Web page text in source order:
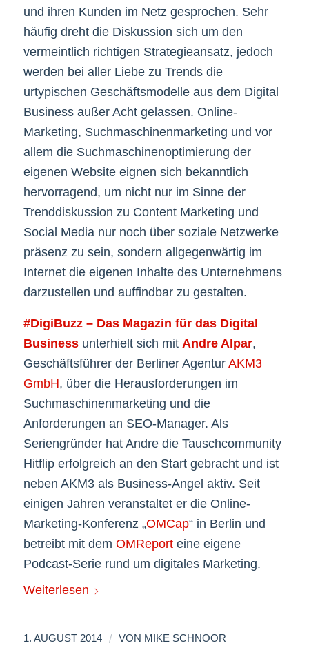
und ihren Kunden im Netz gesprochen. Sehr
häufig dreht die Diskussion sich um den
vermeintlich richtigen Strategieansatz, jedoch
werden bei aller Liebe zu Trends die
urtypischen Geschäftsmodelle aus dem Digital
Business außer Acht gelassen. Online-
Marketing, Suchmaschinenmarketing und vor
allem die Suchmaschinenoptimierung der
eigenen Website eignen sich bekanntlich
hervorragend, um nicht nur im Sinne der
Trenddiskussion zu Content Marketing und
Social Media nur noch über soziale Netzwerke
präsenz zu sein, sondern allgegenwärtig im
Internet die eigenen Inhalte des Unternehmens
darzustellen und auffindbar zu gestalten.
#DigiBuzz – Das Magazin für das Digital
Businessunterhielt sich mit Andre Alpar,
Geschäftsführer der Berliner Agentur AKM3
GmbH, über die Herausforderungen im
Suchmaschinenmarketing und die
Anforderungen an SEO-Manager. Als
Seriengründer hat Andre die Tauschcommunity
Hitflip erfolgreich an den Start gebracht und ist
neben AKM3 als Business-Angel aktiv. Seit
einigen Jahren veranstaltet er die Online-
Marketing-Konferenz „OMCap“ in Berlin und
betreibt mit dem OMReporteine eigene
Podcast-Serie rund um digitales Marketing.
Weiterlesen
1. AUGUST 2014 / VON MIKE SCHNOOR